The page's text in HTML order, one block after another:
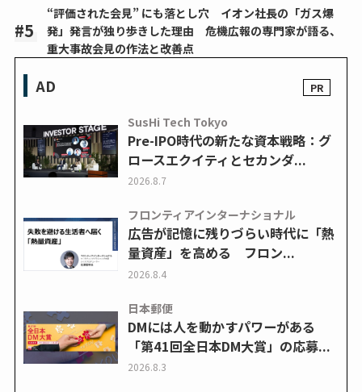
“評価された会見” にも落とし穴 イオン社長の「ガス爆
発」発言が独り歩きした理由 危機広報の専門家が語る、
重大事故会見の作法と改善点
AD
SusHi Tech Tokyo
Pre-IPO時代の新たな資本戦略：グ
ロースエクイティとセカンダ...
2026.8.7
フロンティアインターナショナル
広告が記憶に残りづらい時代に「熱
量資産」を高める フロン...
2026.8.4
日本郵便
DMには人を動かすパワーがある
「第41回全日本DM大賞」の応募...
2026.8.3